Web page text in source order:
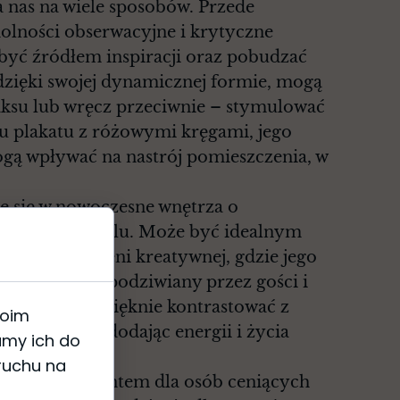
na wiele sposobów. Przede
obserwacyjne i krytyczne
źródłem inspiracji oraz pobudzać
swojej dynamicznej formie, mogą
lub wręcz przeciwnie – stymulować
plakatu z różowymi kręgami, jego
wpływać na nastrój pomieszczenia, w
się w nowoczesne wnętrza o
stylu. Może być idealnym
przestrzeni kreatywnej, gdzie jego
mógł być podziwiany przez gości i
kręgi będą pięknie kontrastować z
oraz mebli, dodając energii i życia
prezentem dla osób ceniących
ich do
na